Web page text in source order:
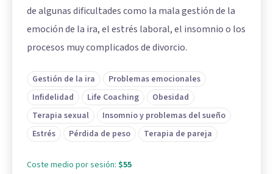
de algunas dificultades como la mala gestión de la
emoción de la ira, el estrés laboral, el insomnio o los
procesos muy complicados de divorcio.
Gestión de la ira
Problemas emocionales
Infidelidad
Life Coaching
Obesidad
Terapia sexual
Insomnio y problemas del sueño
Estrés
Pérdida de peso Terapia de pareja
Coste medio por sesión: $55